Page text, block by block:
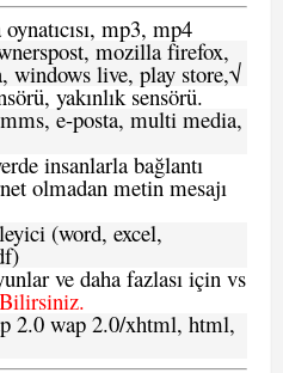
mp3, mp4
mozilla firefox,
windows live, play store,√
yakınlık sensörü.
e-posta, multi media,
insanlarla bağlantı
olmadan metin mesajı
(word, excel,
ve daha fazlası için vs
2.0 wap 2.0/xhtml, html,